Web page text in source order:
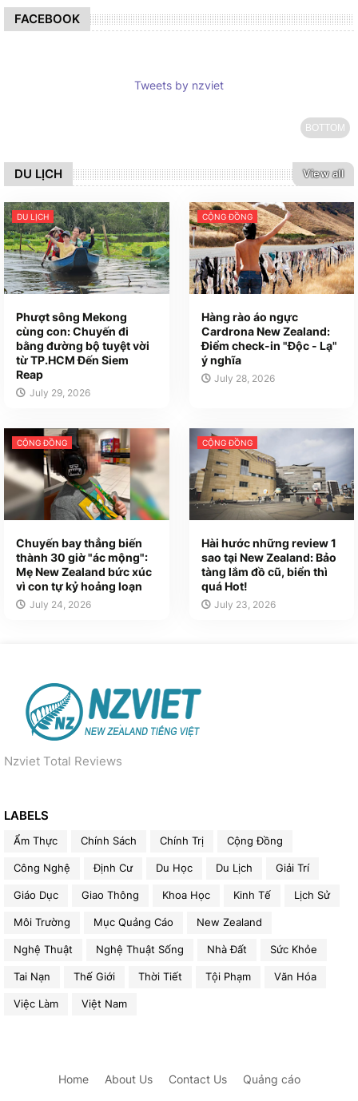
FACEBOOK
Tweets by nzviet
BOTTOM
DU LỊCH View all
DU LỊCH
Phượt sông Mekong
cùng con: Chuyến đi
bằng đường bộ tuyệt vời
từ TP.HCM Đến Siem
Reap
July 29, 2026
CỘNG ĐỒNG
Hàng rào áo ngực
Cardrona New Zealand:
Điểm check-in "Độc - Lạ"
ý nghĩa
July 28, 2026
CỘNG ĐỒNG
Chuyến bay thẳng biến
thành 30 giờ "ác mộng":
Mẹ New Zealand bức xúc
vì con tự kỷ hoảng loạn
July 24, 2026
CỘNG ĐỒNG
Hài hước những review 1
sao tại New Zealand: Bảo
tàng lắm đồ cũ, biển thì
quá Hot!
July 23, 2026
Nzviet Total Reviews
LABELS
Ẩm Thực Chính Sách Chính Trị Cộng Đồng
Công Nghệ Định Cư Du Học Du Lịch Giải Trí
Giáo Dục Giao Thông Khoa Học Kinh Tế Lịch Sử
Môi Trường Mục Quảng Cáo New Zealand
Nghệ Thuật Nghệ Thuật Sống Nhà Đất Sức Khỏe
Tai Nạn Thế Giới Thời Tiết Tội Phạm Văn Hóa
Việc Làm Việt Nam
Home About Us Contact Us Quảng cáo